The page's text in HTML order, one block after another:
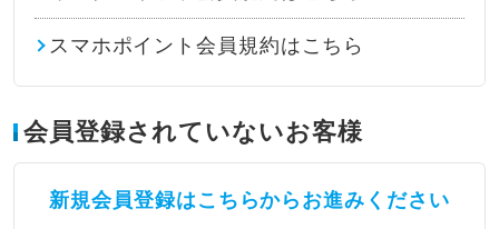
スマホポイント会員規約はこちら
会員登録されていないお客様
新規会員登録はこちらからお進みください